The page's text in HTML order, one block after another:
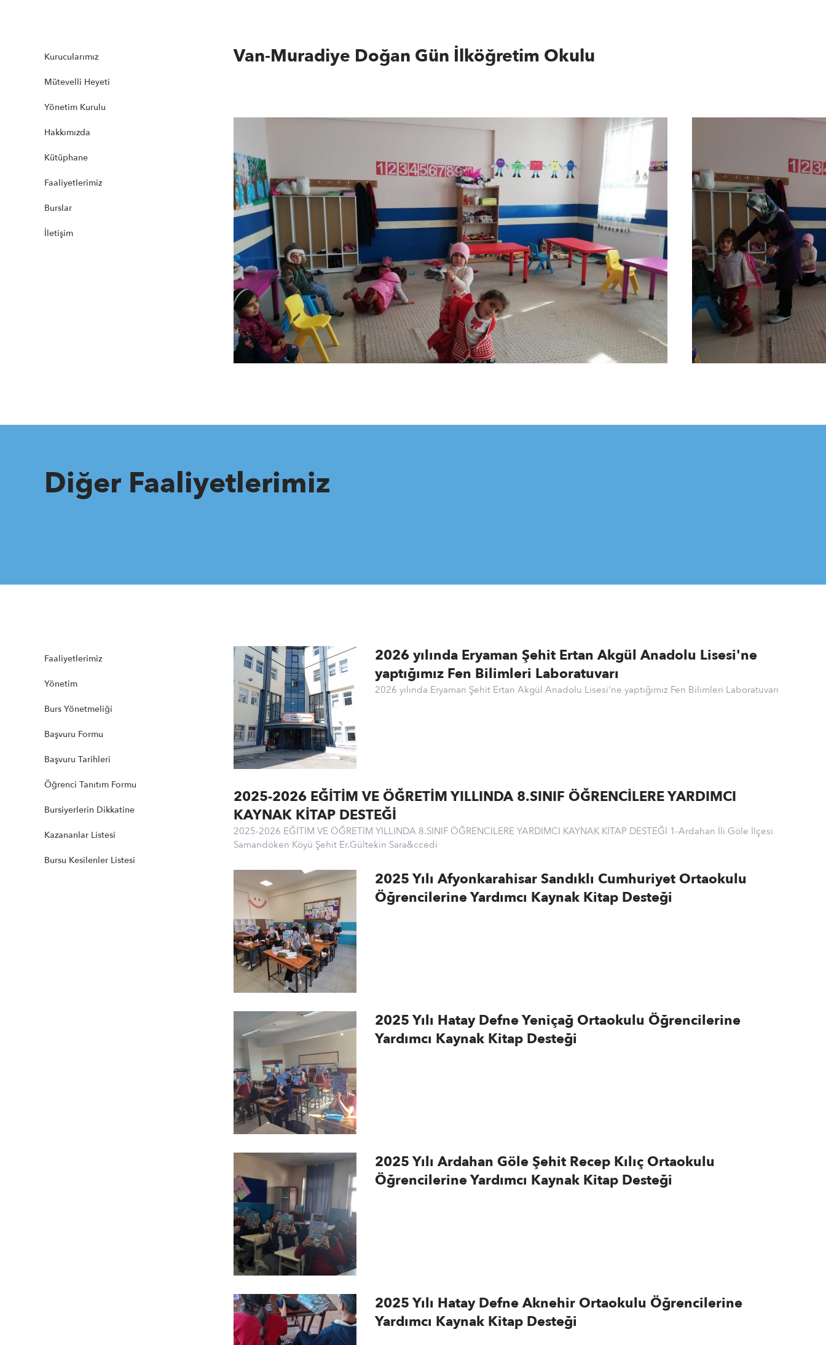
Kurucularımız
Mütevelli Heyeti
Yönetim Kurulu
Hakkımızda
Kütüphane
Faaliyetlerimiz
Burslar
İletişim
Van-Muradiye Doğan Gün İlköğretim Okulu
Diğer Faaliyetlerimiz
Faaliyetlerimiz
Yönetim
Burs Yönetmeliği
Başvuru Formu
Başvuru Tarihleri
Öğrenci Tanıtım Formu
Bursiyerlerin Dikkatine
Kazananlar Listesi
Bursu Kesilenler Listesi
2026 yılında Eryaman Şehit Ertan Akgül Anadolu Lisesi'ne
yaptığımız Fen Bilimleri Laboratuvarı
2026 yılında Eryaman Şehit Ertan Akgül Anadolu Lisesi'ne yaptığımız Fen Bilimleri Laboratuvarı
2025-2026 EĞİTİM VE ÖĞRETİM YILLINDA 8.SINIF ÖĞRENCİLERE YARDIMCI
KAYNAK KİTAP DESTEĞİ
2025-2026 EĞİTİM VE ÖĞRETİM YILLINDA 8.SINIF ÖĞRENCİLERE YARDIMCI KAYNAK KİTAP DESTEĞİ 1-Ardahan İli Göle İlçesi
Samandöken Köyü Şehit Er.Gültekin Sara&ccedi
2025 Yılı Afyonkarahisar Sandıklı Cumhuriyet Ortaokulu
Öğrencilerine Yardımcı Kaynak Kitap Desteği
2025 Yılı Hatay Defne Yeniçağ Ortaokulu Öğrencilerine
Yardımcı Kaynak Kitap Desteği
2025 Yılı Ardahan Göle Şehit Recep Kılıç Ortaokulu
Öğrencilerine Yardımcı Kaynak Kitap Desteği
2025 Yılı Hatay Defne Aknehir Ortaokulu Öğrencilerine
Yardımcı Kaynak Kitap Desteği